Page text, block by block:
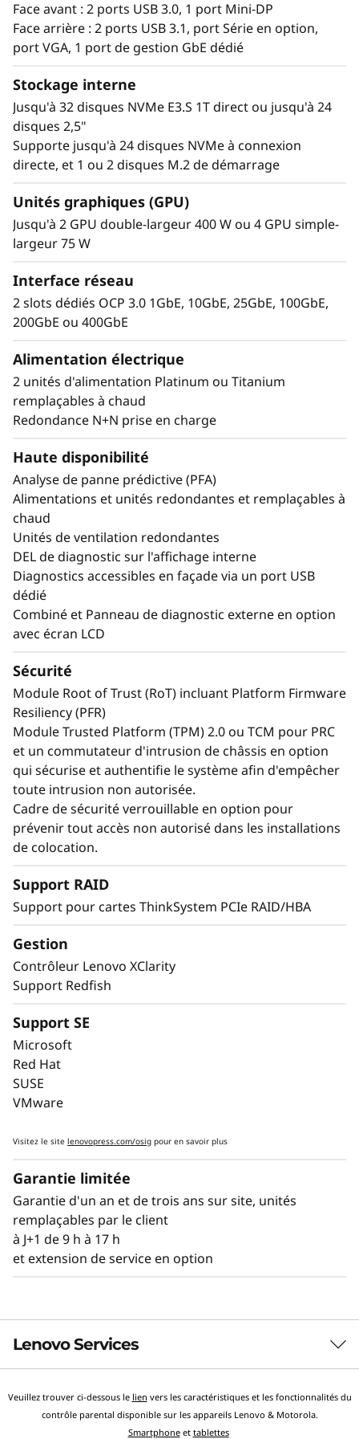
extrême, faible
encombrement
Le Lenovo ThinkSystem 2U SR850 V4 4S
supporte jusqu'à 344 cores de CPU et offre
33% supplémentaires de bande passante
mémoire* avec la plus récente mémoire DDR5.
La nouvelle technologie PCIe Gen5 élimine les
goulots d'étranglement entre les slots
d'extension et les disques NVMe.. SR850 V4 –
trois slots PCIe Gen 5 supplémentaires*.
Supporte jusqu'à deux GPU pleine hauteur
NVMe 2,5” à connexion directe. Ces
technologies génèrent des niveaux de valeur et
de performance exceptionnels parfaitement
exigeantes de l'entreprise.
disponibilité système
minutes sont des heures. L'exécution de
charges de travail d'entreprise nécessite des
niveaux de disponibilité de classe Entreprise.
d'arrêt, les diagnostics Lightpath pour assurer
une remise en service accélérée.
Le contrôleur XClarity intégré de Lenovo est
construit comme un mini-ordinateur
embarqué qui assure la surveillance à distance
des principaux indicateurs de santé, tels que la
Face avant : 2 ports USB 3.0, 1 port Mini-DP
Face arrière : 2 ports USB 3.1, port Série en option,
port VGA, 1 port de gestion GbE dédié
Stockage interne
Jusqu'à 32 disques NVMe E3.S 1T direct ou jusqu'à 24
disques 2,5"
Supporte jusqu'à 24 disques NVMe à connexion
directe, et 1 ou 2 disques M.2 de démarrage
Unités graphiques (GPU)
Jusqu'à 2 GPU double-largeur 400 W ou 4 GPU simple-
largeur 75 W
Interface réseau
2 slots dédiés OCP 3.0 1GbE, 10GbE, 25GbE, 100GbE,
200GbE ou 400GbE
Alimentation électrique
2 unités d'alimentation Platinum ou Titanium
remplaçables à chaud
Redondance N+N prise en charge
Haute disponibilité
Analyse de panne prédictive (PFA)
Alimentations et unités redondantes et remplaçables à
chaud
Unités de ventilation redondantes
DEL de diagnostic sur l'affichage interne
Diagnostics accessibles en façade via un port USB
dédié
Combiné et Panneau de diagnostic externe en option
avec écran LCD
Sécurité
Module Root of Trust (RoT) incluant Platform Firmware
Resiliency (PFR)
Module Trusted Platform (TPM) 2.0 ou TCM pour PRC
et un commutateur d'intrusion de châssis en option
qui sécurise et authentifie le système afin d'empêcher
toute intrusion non autorisée.
Cadre de sécurité verrouillable en option pour
prévenir tout accès non autorisé dans les installations
de colocation.
Support RAID
Support pour cartes ThinkSystem PCIe RAID/HBA
Gestion
Contrôleur Lenovo XClarity
Support Redfish
Support SE
Microsoft
Red Hat
SUSE
VMware
Visitez le site lenovopress.com/osig pour en savoir plus
Garantie limitée
Garantie d'un an et de trois ans sur site, unités
remplaçables par le client
à J+1 de 9 h à 17 h
et extension de service en option
Lenovo Services
Services d’infrastructure TruScale
Lenovo TruScale offre une expérience de type cloud en
Veuillez trouver ci-dessous le lien vers les caractéristiques et les fonctionnalités du
contrôle parental disponible sur les appareils Lenovo & Motorola.
Smartphoneet tablettes